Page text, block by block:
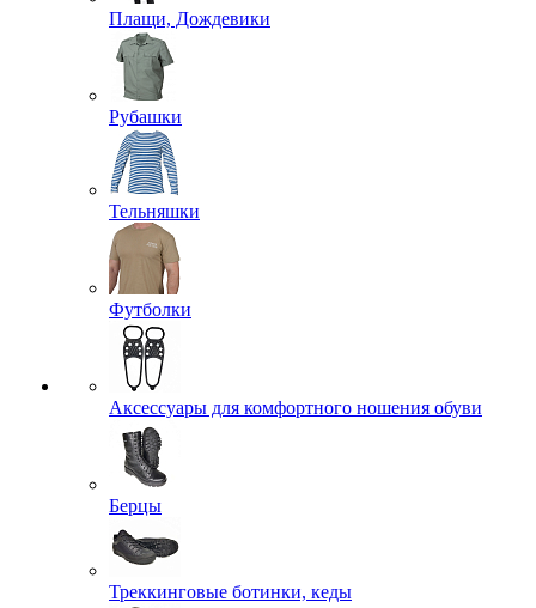
Плащи, Дождевики
Рубашки
Тельняшки
Футболки
Аксессуары для комфортного ношения обуви
Берцы
Треккинговые ботинки, кеды